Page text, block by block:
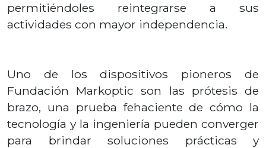
permitiéndoles reintegrarse a sus
actividades con mayor independencia.
Uno de los dispositivos pioneros de
Fundación Markoptic son las prótesis de
brazo, una prueba fehaciente de cómo la
tecnología y la ingeniería pueden converger
para brindar soluciones prácticas y